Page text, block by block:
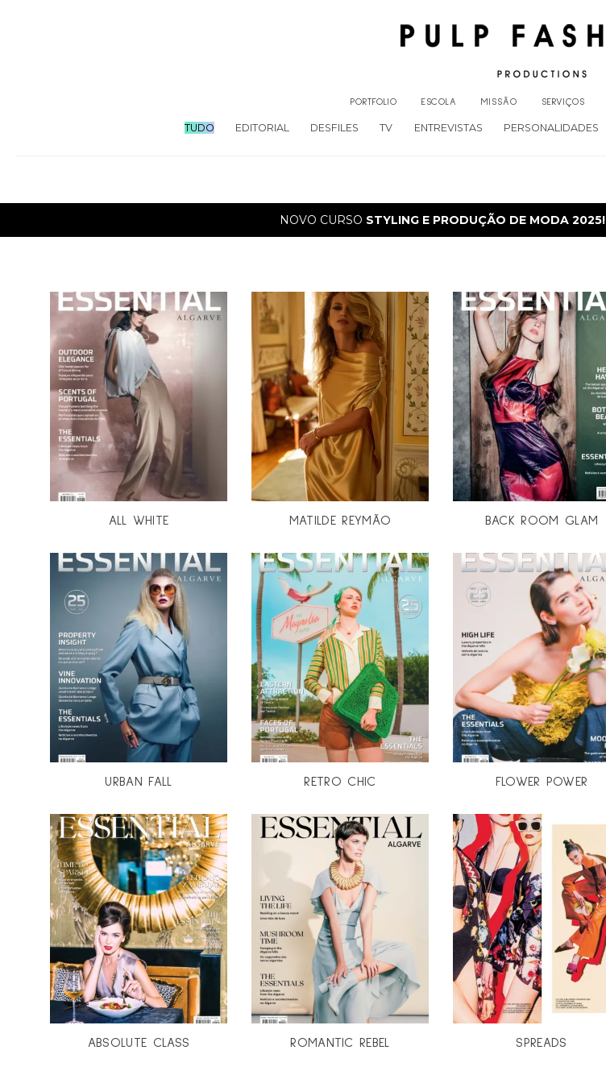
PORTFOLIO ESCOLA MISSÃO SERVIÇOS
TUDO EDITORIAL DESFILES TV ENTREVISTAS PERSONALIDADES
NOVO CURSO STYLING E PRODUÇÃO DE MODA 2025!
ALL WHITE MATILDE REYMÃO BACK ROOM GLAM
URBAN FALL RETRO CHIC FLOWER POWER
ABSOLUTE CLASS ROMANTIC REBEL SPREADS